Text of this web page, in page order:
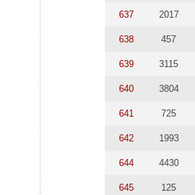
637 2017
638 457
639 3115
640 3804
641 725
642 1993
644 4430
645 125